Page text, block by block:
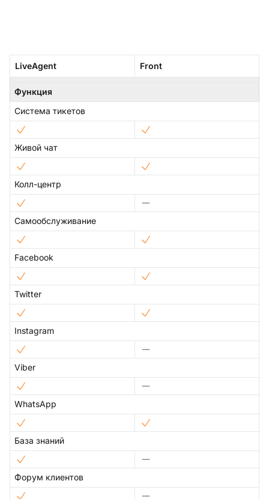
LiveAgent Front
Функция
Система тикетов
Живой чат
Колл-центр
Самообслуживание
Facebook
Twitter
Instagram
Viber
WhatsApp
База знаний
Форум клиентов